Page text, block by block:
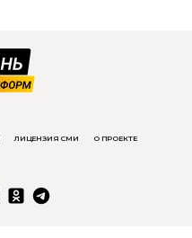
ЛИЦЕНЗИЯ СМИ О ПРОЕКТЕ